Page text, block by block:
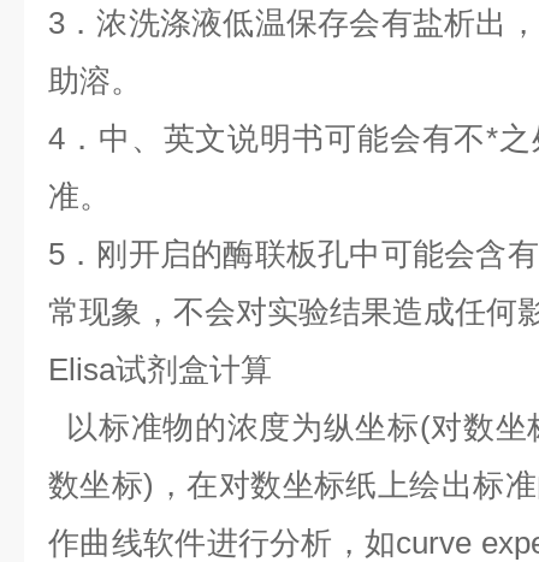
3．浓洗涤液低温保存会有盐析出
助溶。
4．中、英文说明书可能会有不*
准。
5．刚开启的酶联板孔中可能会含
常现象，不会对实验结果造成任何
Elisa试剂盒计算
以标准物的浓度为纵坐标(对数
数坐标)，在对数坐标纸上绘出标
作曲线软件进行分析，如curve